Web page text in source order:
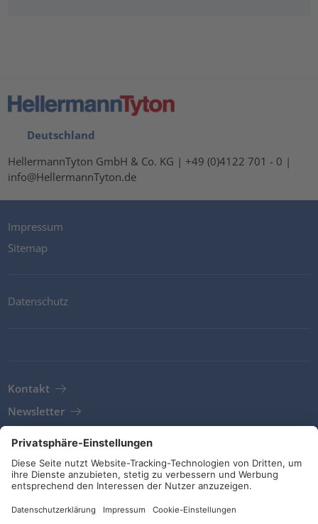
Deutschland
HellermannTyton GmbH & Co. KG | +49 (0)4122 701 - 0 |
info@HellermannTyton.de
Impressum
Sitemap
Datenschutz
Kontakt
Newsletter
AGB
Richtlinien und Bekentnisse
Soziale Medien